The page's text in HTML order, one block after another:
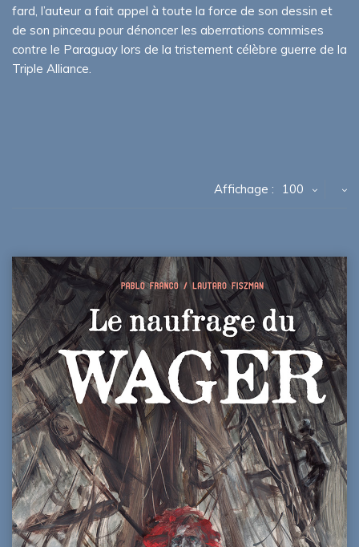
fard, l’auteur a fait appel à toute la force de son dessin et
de son pinceau pour dénoncer les aberrations commises
contre le Paraguay lors de la tristement célèbre guerre de la
Triple Alliance.
Affichage : 100